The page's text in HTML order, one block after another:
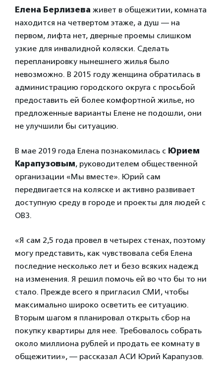
Елена Берлизева живет в общежитии, комната
находится на четвертом этаже, а душ — на
первом, лифта нет, дверные проемы слишком
узкие для инвалидной коляски. Сделать
перепланировку нынешнего жилья было
невозможно. В 2015 году женщина обратилась в
администрацию городского округа с просьбой
предоставить ей более комфортной жилье, но
предложенные варианты Елене не подошли, они
не улучшили бы ситуацию.
В мае 2019 года Елена познакомилась с Юрием
Карапузовым, руководителем общественной
организации «Мы вместе». Юрий сам
передвигается на коляске и активно развивает
доступную среду в городе и проекты для людей с
ОВЗ.
«Я сам 2,5 года провел в четырех стенах, поэтому
могу представить, как чувствовала себя Елена
последние несколько лет и безо всяких надежд
на изменения. Я решил помочь ей во что бы то ни
стало. Прежде всего я пригласил СМИ, чтобы
максимально широко осветить ее ситуацию.
Вторым шагом я планировал открыть сбор на
покупку квартиры для нее. Требовалось собрать
около миллиона рублей и продать ее комнату в
общежитии», — рассказал АСИ Юрий Карапузов.